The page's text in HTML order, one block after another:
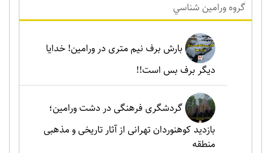
گروه ورامين شناسي
بارش برف نیم متری در ورامین! خدایا
دیگر برف بس است!!
گردشگری فرهنگی در دشت ورامین؛
بازدید کوهنوردان تهرانی از آثار تاریخی و مذهبی
منطقه